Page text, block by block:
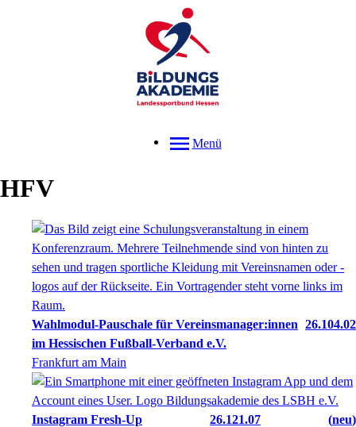
Menü
HFV
Wahlmodul-Pauschale für Vereinsmanager:innen
im Hessischen Fußball-Verband e.V.
26.104.02
Frankfurt am Main
Instagram Fresh-Up 26.121.07
neu